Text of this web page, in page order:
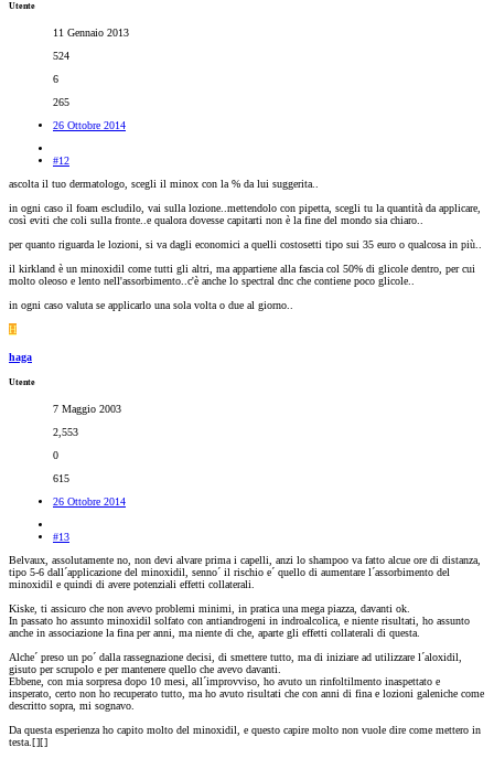
Utente
11 Gennaio 2013
524
6
265
26 Ottobre 2014
#12
ascolta il tuo dermatologo, scegli il minox con la % da lui suggerita..
in ogni caso il foam escludilo, vai sulla lozione..mettendolo con pipetta, scegli tu la quantità da applicare,
così eviti che coli sulla fronte..e qualora dovesse capitarti non è la fine del mondo sia chiaro..
per quanto riguarda le lozioni, si va dagli economici a quelli costosetti tipo sui 35 euro o qualcosa in più..
il kirkland è un minoxidil come tutti gli altri, ma appartiene alla fascia col 50% di glicole dentro, per cui
molto oleoso e lento nell'assorbimento..c'è anche lo spectral dnc che contiene poco glicole..
in ogni caso valuta se applicarlo una sola volta o due al giorno..
H
haga
Utente
7 Maggio 2003
2,553
0
615
26 Ottobre 2014
#13
Belvaux, assolutamente no, non devi alvare prima i capelli, anzi lo shampoo va fatto alcue ore di distanza,
tipo 5-6 dall´applicazione del minoxidil, senno´ il rischio e´ quello di aumentare l´assorbimento del
minoxidil e quindi di avere potenziali effetti collaterali.
Kiske, ti assicuro che non avevo problemi minimi, in pratica una mega piazza, davanti ok.
In passato ho assunto minoxidil solfato con antiandrogeni in indroalcolica, e niente risultati, ho assunto
anche in associazione la fina per anni, ma niente di che, aparte gli effetti collaterali di questa.
Alche´ preso un po´ dalla rassegnazione decisi, di smettere tutto, ma di iniziare ad utilizzare l´aloxidil,
gisuto per scrupolo e per mantenere quello che avevo davanti.
Ebbene, con mia sorpresa dopo 10 mesi, all´improvviso, ho avuto un rinfoltilmento inaspettato e
insperato, certo non ho recuperato tutto, ma ho avuto risultati che con anni di fina e lozioni galeniche come
descritto sopra, mi sognavo.
Da questa esperienza ho capito molto del minoxidil, e questo capire molto non vuole dire come mettero in
testa.[][]